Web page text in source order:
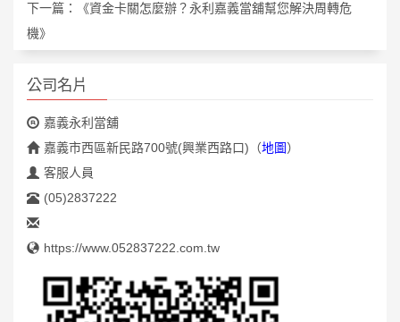
下一篇：
《資金卡關怎麼辦？永利嘉義當舖幫您解決周轉危
機》
公司名片
嘉義永利當舖
嘉義市西區新民路700號(興業西路口) （地圖）
客服人員
(05)2837222
https://www.052837222.com.tw